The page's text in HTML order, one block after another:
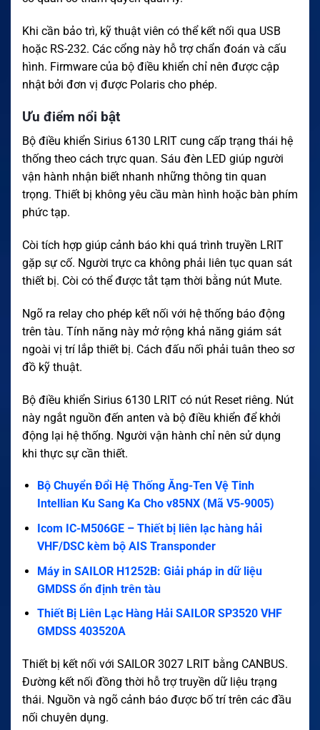
Khi cần bảo trì, kỹ thuật viên có thể kết nối qua USB
hoặc RS-232. Các cổng này hỗ trợ chẩn đoán và cấu
hình. Firmware của bộ điều khiển chỉ nên được cập
nhật bởi đơn vị được Polaris cho phép.
Ưu điểm nổi bật
Bộ điều khiển Sirius 6130 LRIT cung cấp trạng thái hệ
thống theo cách trực quan. Sáu đèn LED giúp người
vận hành nhận biết nhanh những thông tin quan
trọng. Thiết bị không yêu cầu màn hình hoặc bàn phím
phức tạp.
Còi tích hợp giúp cảnh báo khi quá trình truyền LRIT
gặp sự cố. Người trực ca không phải liên tục quan sát
thiết bị. Còi có thể được tắt tạm thời bằng nút Mute.
Ngõ ra relay cho phép kết nối với hệ thống báo động
trên tàu. Tính năng này mở rộng khả năng giám sát
ngoài vị trí lắp thiết bị. Cách đấu nối phải tuân theo sơ
đồ kỹ thuật.
Bộ điều khiển Sirius 6130 LRIT có nút Reset riêng. Nút
này ngắt nguồn đến anten và bộ điều khiển để khởi
động lại hệ thống. Người vận hành chỉ nên sử dụng
khi thực sự cần thiết.
Bộ Chuyển Đổi Hệ Thống Ăng-Ten Vệ Tinh
Intellian Ku Sang Ka Cho v85NX (Mã V5-9005)
Icom IC-M506GE – Thiết bị liên lạc hàng hải
VHF/DSC kèm bộ AIS Transponder
Máy in SAILOR H1252B: Giải pháp in dữ liệu
GMDSS ổn định trên tàu
Thiết Bị Liên Lạc Hàng Hải SAILOR SP3520 VHF
GMDSS 403520A
Thiết bị kết nối với SAILOR 3027 LRIT bằng CANBUS.
Đường kết nối đồng thời hỗ trợ truyền dữ liệu trạng
thái. Nguồn và ngõ cảnh báo được bố trí trên các đầu
nối chuyên dụng.